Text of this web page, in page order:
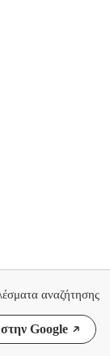
αναζήτησης
Google